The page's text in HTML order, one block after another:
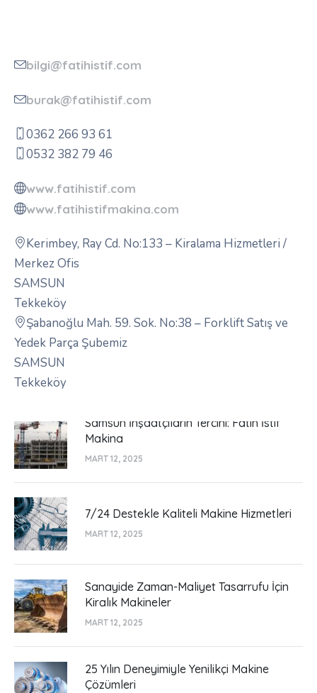
bilgi@fatihistif.com
burak@fatihistif.com
0362 266 93 61
0532 382 79 46
www.fatihistif.com
www.fatihistifmakina.com
Kerimbey, Ray Cd. No:133 – Kiralama Hizmetleri /
Merkez Ofis
SAMSUN
Tekkeköy
Şabanoğlu Mah. 59. Sok. No:38 – Forklift Satış ve
Yedek Parça Şubemiz
SAMSUN
Tekkeköy
Samsun İnşaatçıların Tercihi: Fatih İstif
Makina
MART 12, 2025
7/24 Destekle Kaliteli Makine Hizmetleri
MART 12, 2025
Sanayide Zaman-Maliyet Tasarrufu İçin
Kiralık Makineler
MART 12, 2025
25 Yılın Deneyimiyle Yenilikçi Makine
Çözümleri